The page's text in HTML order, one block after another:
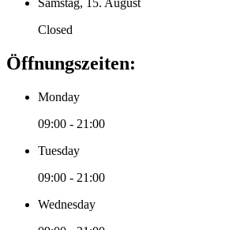
Closed
Öffnungszeiten:
Monday
09:00 - 21:00
Tuesday
09:00 - 21:00
Wednesday